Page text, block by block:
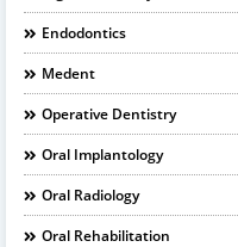
Endodontics
Medent
Operative Dentistry
Oral Implantology
Oral Radiology
Oral Rehabilitation